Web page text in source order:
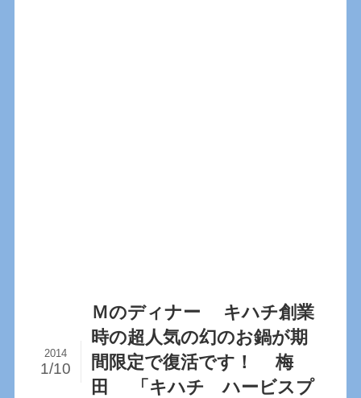
Ｍのディナー キハチ創業
時の超人気の幻のお鍋が期
間限定で復活です！ 梅
田 「キハチ ハービスプ
2014
1/10